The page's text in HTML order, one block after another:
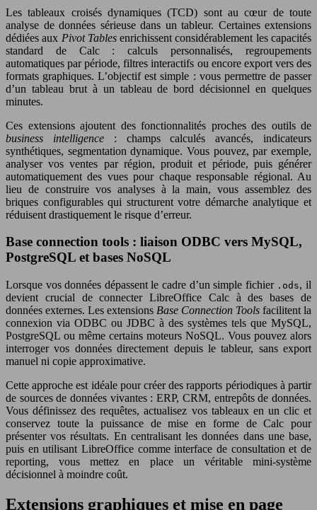
Les tableaux croisés dynamiques (TCD) sont au cœur de toute
analyse de données sérieuse dans un tableur. Certaines extensions
dédiées aux Pivot Tablesenrichissent considérablement les capacités
standard de Calc : calculs personnalisés, regroupements
automatiques par période, filtres interactifs ou encore export vers des
formats graphiques. L’objectif est simple : vous permettre de passer
d’un tableau brut à un tableau de bord décisionnel en quelques
minutes.
Ces extensions ajoutent des fonctionnalités proches des outils de
business intelligence: champs calculés avancés, indicateurs
synthétiques, segmentation dynamique. Vous pouvez, par exemple,
analyser vos ventes par région, produit et période, puis générer
automatiquement des vues pour chaque responsable régional. Au
lieu de construire vos analyses à la main, vous assemblez des
briques configurables qui structurent votre démarche analytique et
réduisent drastiquement le risque d’erreur.
Base connection tools : liaison ODBC vers MySQL,
PostgreSQL et bases NoSQL
Lorsque vos données dépassent le cadre d’un simple fichier .ods, il
devient crucial de connecter LibreOffice Calc à des bases de
données externes. Les extensions Base Connection Tools facilitent la
connexion via ODBC ou JDBC à des systèmes tels que MySQL,
PostgreSQL ou même certains moteurs NoSQL. Vous pouvez alors
interroger vos données directement depuis le tableur, sans export
manuel ni copie approximative.
Cette approche est idéale pour créer des rapports périodiques à partir
de sources de données vivantes : ERP, CRM, entrepôts de données.
Vous définissez des requêtes, actualisez vos tableaux en un clic et
conservez toute la puissance de mise en forme de Calc pour
présenter vos résultats. En centralisant les données dans une base,
puis en utilisant LibreOffice comme interface de consultation et de
reporting, vous mettez en place un véritable mini-système
décisionnel à moindre coût.
Extensions graphiques et mise en page